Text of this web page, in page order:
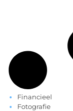
Financieel
Fotografie